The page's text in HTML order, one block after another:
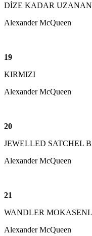
DİZE KADAR
Alexander McQueen
19
KIRMIZI
Alexander McQueen
20
JEWELLED SATCHEL
Alexander McQueen
21
WANDLER
Alexander McQueen